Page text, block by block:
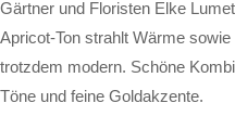
Gärtner und Floristen Elke
Apricot-Ton strahlt Wärme
trotzdem modern. Schöne
Töne und feine Goldakzente.